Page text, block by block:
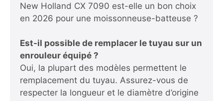
New Holland CX 7090 est-elle un bon choix
en 2026 pour une moissonneuse-batteuse ?
Est-il possible de remplacer le tuyau sur un
enrouleur équipé ?
Oui, la plupart des modèles permettent le
remplacement du tuyau. Assurez-vous de
respecter la longueur et le diamètre d’origine